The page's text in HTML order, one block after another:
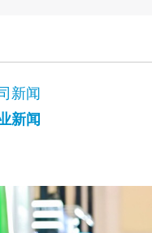
新闻
新闻